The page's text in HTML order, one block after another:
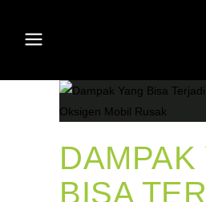
DAMPAK
BISA